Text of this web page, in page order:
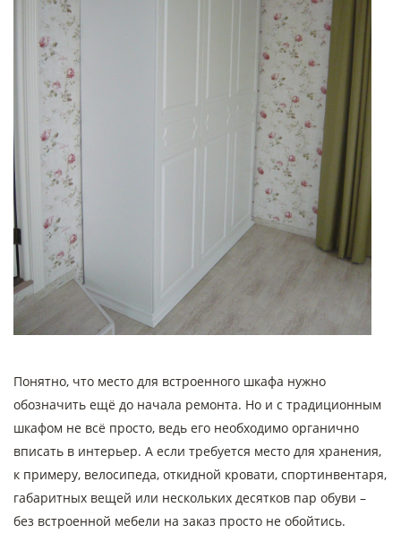
Понятно, что место для встроенного шкафа нужно
обозначить ещё до начала ремонта. Но и с традиционным
шкафом не всё просто, ведь его необходимо органично
вписать в интерьер. А если требуется место для хранения,
к примеру, велосипеда, откидной кровати, спортинвентаря,
габаритных вещей или нескольких десятков пар обуви –
без встроенной мебели на заказ просто не обойтись.